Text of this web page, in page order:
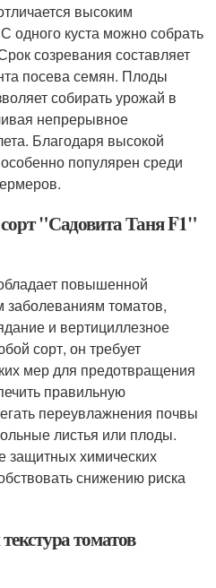
высоким
куста можно собрать
созревания составляет
посева семян. Плоды
собирать урожай в
непрерывное
Благодаря высокой
популярен среди
"Садовита Таня F1"
повышенной
заболеваниям томатов,
и вертициллезное
сорт, он требует
мер для предотвращения
правильную
переувлажнения почвы
листья или плоды.
защитных химических
снижению риска
томатов